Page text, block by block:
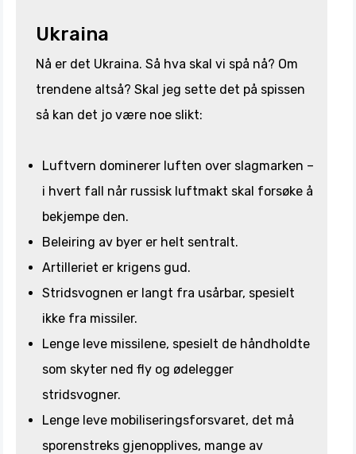
Ukraina
Nå er det Ukraina. Så hva skal vi spå nå? Om
trendene altså? Skal jeg sette det på spissen
så kan det jo være noe slikt:
Luftvern dominerer luften over slagmarken –
i hvert fall når russisk luftmakt skal forsøke å
bekjempe den.
Beleiring av byer er helt sentralt.
Artilleriet er krigens gud.
Stridsvognen er langt fra usårbar, spesielt
ikke fra missiler.
Lenge leve missilene, spesielt de håndholdte
som skyter ned fly og ødelegger
stridsvogner.
Lenge leve mobiliseringsforsvaret, det må
sporenstreks gjenopplives, mange av